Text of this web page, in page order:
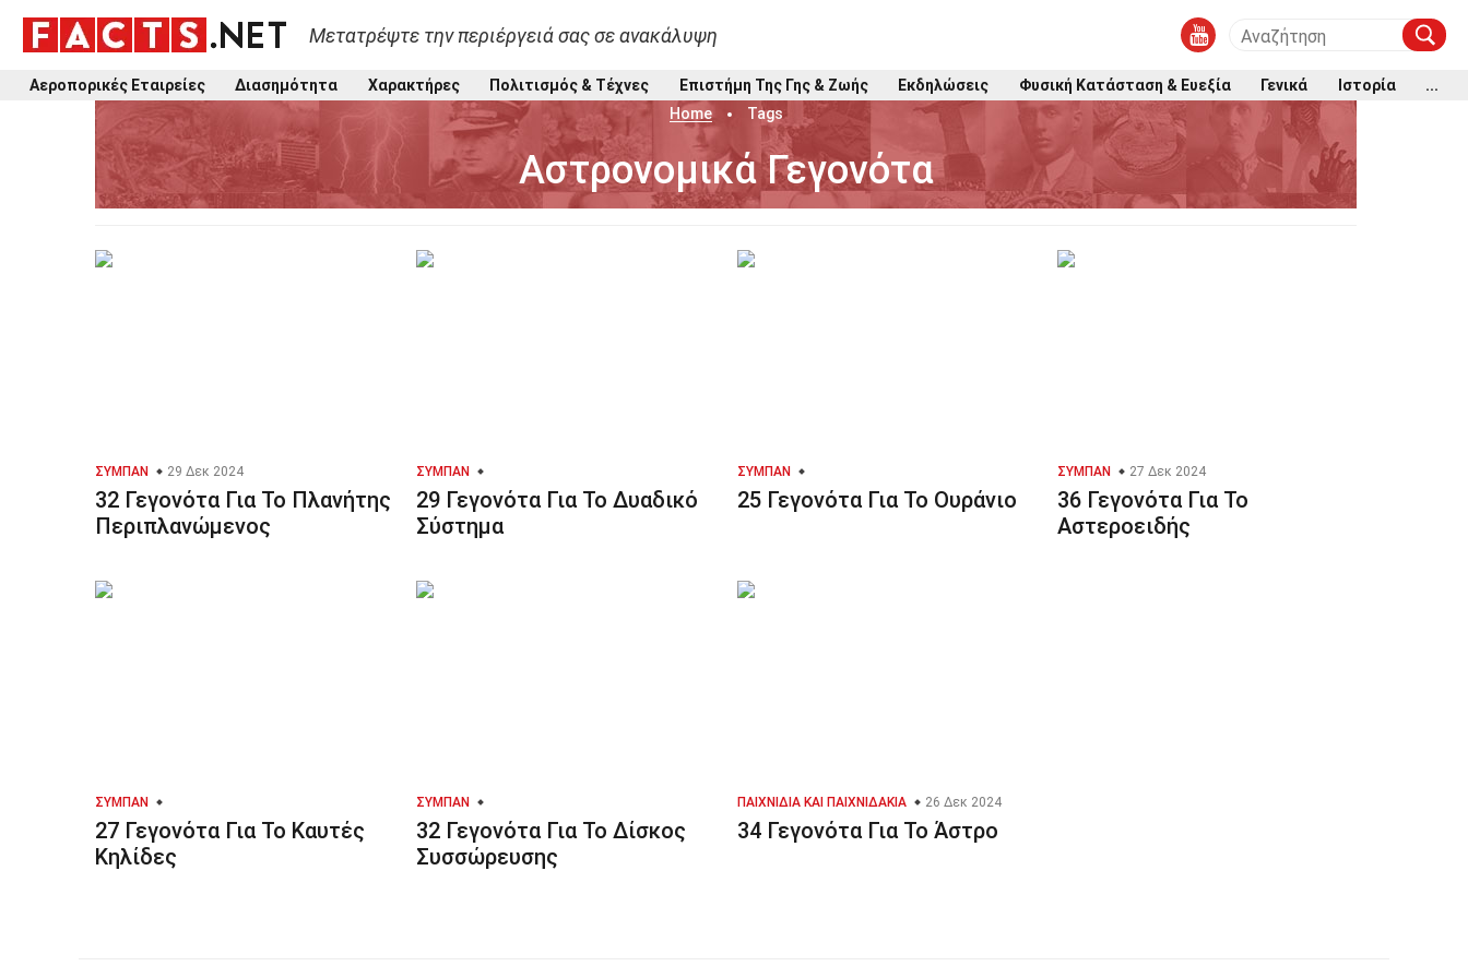
Μετατρέψτε την περιέργειά σας σε ανακάλυψη
Αεροπορικές Εταιρείες Διασημότητα Χαρακτήρες Πολιτισμός & Τέχνες Επιστήμη Της Γης & Ζωής Εκδηλώσεις Φυσική Κατάσταση & Ευεξία Γενικά Ιστορία
...
Home
Tags
Αστρονομικά Γεγονότα
ΣΎΜΠΑΝ 29 Δεκ 2024
32 Γεγονότα Για Το Πλανήτης
Περιπλανώμενος
ΣΎΜΠΑΝ
29 Γεγονότα Για Το Δυαδικό
Σύστημα
ΣΎΜΠΑΝ
25 Γεγονότα Για Το Ουράνιο
ΣΎΜΠΑΝ 27 Δεκ 2024
36 Γεγονότα Για Το
Αστεροειδής
ΣΎΜΠΑΝ
27 Γεγονότα Για Το Καυτές
Κηλίδες
ΣΎΜΠΑΝ
32 Γεγονότα Για Το Δίσκος
Συσσώρευσης
ΠΑΙΧΝΊΔΙΑ ΚΑΙ ΠΑΙΧΝΙΔΆΚΙΑ 26 Δεκ 2024
34 Γεγονότα Για Το Άστρο